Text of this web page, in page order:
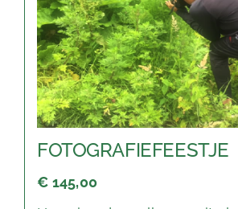
FOTOGRAFIEFEESTJE
€ 145,00